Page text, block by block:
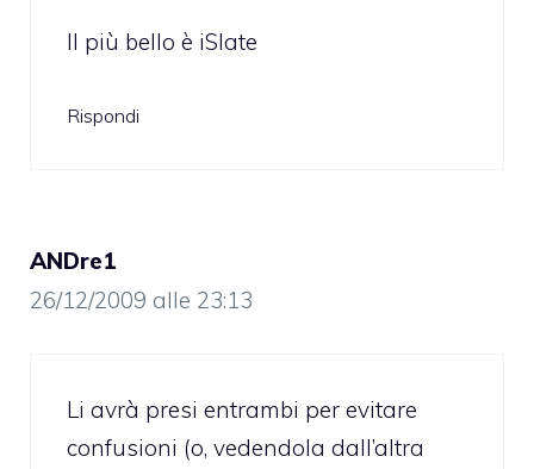
Il più bello è iSlate
Rispondi
ANDre1
26/12/2009 alle 23:13
Li avrà presi entrambi per evitare
confusioni (o, vedendola dall’altra